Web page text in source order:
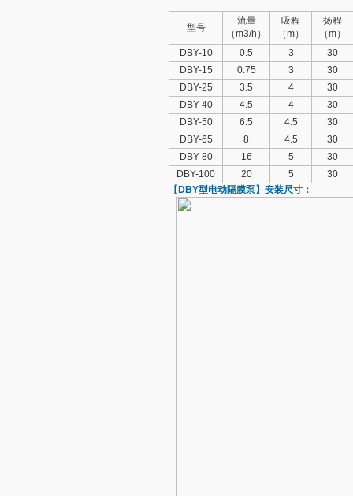
型号
流量
（m3/h）
吸程
（m）
扬程
（m）
DBY-10
0.5 3
30
DBY-15
0.75 3
30
DBY-25
3.5 4
30
DBY-40
4.5 4
30
DBY-50
6.5 4.5
30
DBY-65
8 4.5
30
DBY-80
16 5
30
DBY-100
20 5
30
【DBY型电动隔膜泵】安装尺寸：